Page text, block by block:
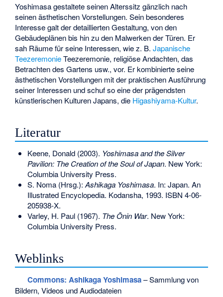
Yoshimasa gestaltete seinen Alterssitz gänzlich nach
seinen ästhetischen Vorstellungen. Sein besonderes
Interesse galt der detaillierten Gestaltung, von den
Gebäudeplänen bis hin zu den Malwerkender Türen. Er
sah Räume für seine Interessen, wie z. B.Japanische
TeezeremonieTeezeremonie, religiöse Andachten, das
Betrachten des Gartens usw., vor. Er kombinierte seine
ästhetischen Vorstellungen mit der praktischen Ausführung
seiner Interessen und schuf so eine der prägendsten
künstlerischen Kulturen Japans, die Higashiyama-Kultur.
Literatur
Keene, Donald (2003). Yoshimasa and the Silver
Pavilion: The Creation of the Soul of Japan. New York:
Columbia University Press.
S. Noma (Hrsg.):Ashikaga Yoshimasa. In: Japan. An
Illustrated Encyclopedia. Kodansha, 1993. ISBN 4-06-
205938-X.
Varley, H. Paul (1967). The Ōnin War. New York:
Columbia University Press.
Weblinks
Commons: Ashikaga Yoshimasa– Sammlung von
Bildern, Videos und Audiodateien